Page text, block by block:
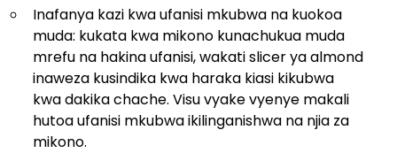
Inafanya kazi kwa ufanisi mkubwa na kuokoa
muda: kukata kwa mikono kunachukua muda
mrefu na hakina ufanisi, wakati slicer ya almond
inaweza kusindika kwa haraka kiasi kikubwa
kwa dakika chache. Visu vyake vyenye makali
hutoa ufanisi mkubwa ikilinganishwa na njia za
mikono.